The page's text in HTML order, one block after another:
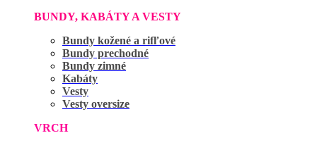
BUNDY, KABÁTY A VESTY
Bundy kožené a rifľové
Bundy prechodné
Bundy zimné
Kabáty
Vesty
Vesty oversize
VRCH